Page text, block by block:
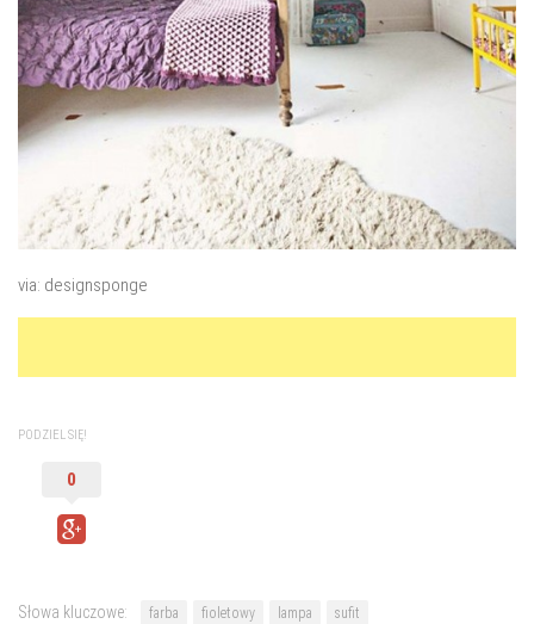
via: designsponge
PODZIEL SIĘ!
0
Słowa kluczowe: farba fioletowy lampa sufit